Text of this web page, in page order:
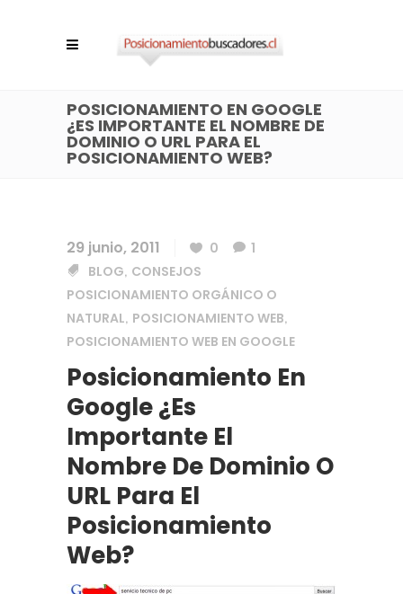
POSICIONAMIENTO EN GOOGLE
¿ES IMPORTANTE EL NOMBRE DE
DOMINIO O URL PARA EL
POSICIONAMIENTO WEB?
29 junio, 2011 0
1
BLOG, CONSEJOS
POSICIONAMIENTO ORGÁNICO O
NATURAL, POSICIONAMIENTO WEB,
POSICIONAMIENTO WEB EN GOOGLE
Posicionamiento En
Google ¿Es
Importante El
Nombre De Dominio O
URL Para El
Posicionamiento
Web?